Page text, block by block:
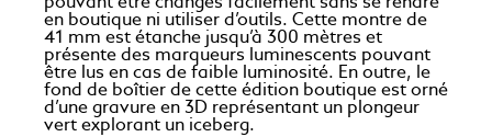
en boutique ni utiliser d’outils. Cette montre de
41 mm est étanche jusqu’à 300 mètres et
présente des marqueurs luminescents pouvant
être lus en cas de faible luminosité. En outre, le
fond de boîtier de cette édition boutique est orné
d’une gravure en 3D représentant un plongeur
vert explorant un iceberg.